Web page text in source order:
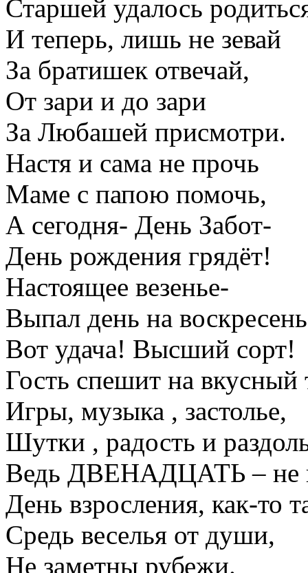
Старшей удалось
И теперь, лишь не зевай
За братишек отвечай,
От зари и до зари
За Любашей присмотри.
Настя и сама не прочь
Маме с папою помочь,
А сегодня- День Забот-
День рождения грядёт!
Настоящее везенье-
Выпал день на
Вот удача! Высший сорт!
Гость спешит на вкусный
Игры, музыка , застолье,
Шутки , радость и
Ведь ДВЕНАДЦАТЬ – не
День взросления, как-то
Средь веселья от души,
Не заметны рубежи.